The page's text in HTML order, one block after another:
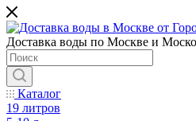
Доставка воды по Москве и
Каталог
19 литров